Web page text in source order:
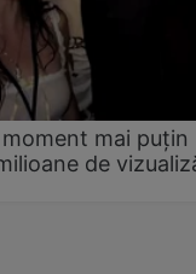
mai puțin
de